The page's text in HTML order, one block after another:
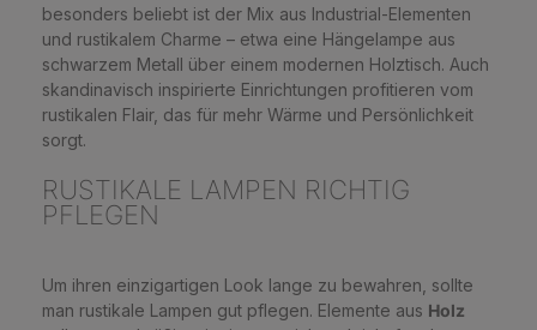
besonders beliebt ist der Mix aus Industrial-Elementen
und rustikalem Charme – etwa eine Hängelampe aus
schwarzem Metall über einem modernen Holztisch. Auch
skandinavisch inspirierte Einrichtungen profitieren vom
rustikalen Flair, das für mehr Wärme und Persönlichkeit
sorgt.
RUSTIKALE LAMPEN RICHTIG
PFLEGEN
Um ihren einzigartigen Look lange zu bewahren, sollte
man rustikale Lampen gut pflegen. Elemente aus Holz